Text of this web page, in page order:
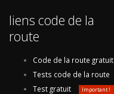
liens code de la
route
Code de la route gratuit
Tests code de la route
Test gratuit
Important !